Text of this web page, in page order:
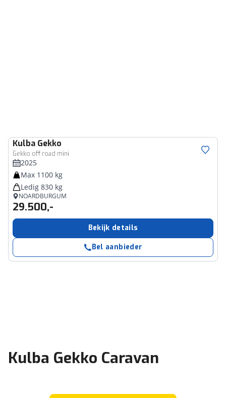
Kulba Gekko
Gekko off road mini
2025
Max 1100 kg
Ledig 830 kg
NOARDBURGUM
29.500,-
Bekijk details
Bel aanbieder
Kulba Gekko Caravan